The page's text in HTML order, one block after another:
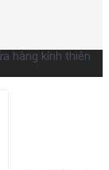
hàng kính thiên